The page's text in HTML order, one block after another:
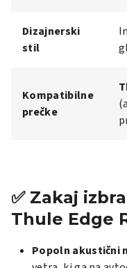
Dizajnerski
stil
Kompatibilne
prečke
✅ Zakaj
Thule Edge
Popoln akustični